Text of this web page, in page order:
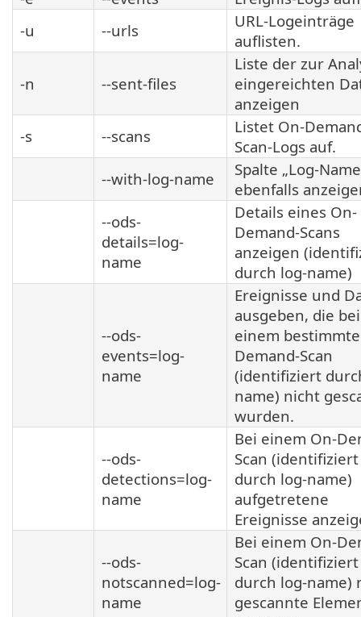
-u
--urls
URL-Logeinträge
auflisten.
-n --sent-files
Liste der zur
eingereichten
anzeigen
-s
--scans
Listet On-
Scan-Logs auf.
--with-log-name
Spalte „Log-
ebenfalls
--ods-
details=log-
name
Details eines On-
Demand-Scans
anzeigen
durch log-name)
--ods-
events=log-
name
Ereignisse und
ausgeben, die bei
einem
Demand-Scan
(identifiziert
name) nicht
wurden.
--ods-
detections=log-
name
Bei einem On-
Scan (identifiziert
durch log-name)
aufgetretene
Ereignisse
--ods-
notscanned=log-
name
Bei einem On-
Scan (identifiziert
durch log-name)
gescannte